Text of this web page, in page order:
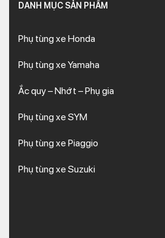
DANH MỤC SẢN PHẨM
Phụ tùng xe Honda
Phụ tùng xe Yamaha
Ắc quy – Nhớt – Phụ gia
Phụ tùng xe SYM
Phụ tùng xe Piaggio
Phụ tùng xe Suzuki